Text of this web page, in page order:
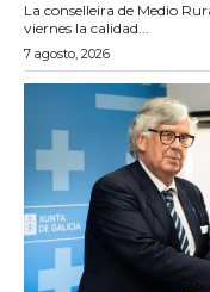
La conselleira de Medio
viernes la calidad...
7 agosto, 2026